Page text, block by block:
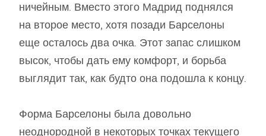
ничейным. Вместо этого Мадрид поднялся
на второе место, хотя позади Барселоны
еще осталось два очка. Этот запас слишком
высок, чтобы дать ему комфорт, и борьба
выглядит так, как будто она подошла к концу.
Форма Барселоны была довольно
неоднородной в некоторых точках текущего